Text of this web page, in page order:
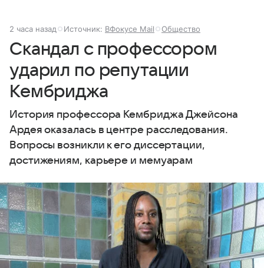
2 часа назад Источник: ВФокусе Mail Общество
Скандал с профессором
ударил по репутации
Кембриджа
История профессора Кембриджа Джейсона
Ардея оказалась в центре расследования.
Вопросы возникли к его диссертации,
достижениям, карьере и мемуарам